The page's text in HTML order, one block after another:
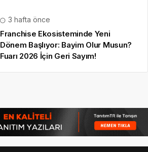
3 hafta önce
Franchise Ekosisteminde Yeni
Dönem Başlıyor: Bayim Olur Musun?
Fuarı 2026 İçin Geri Sayım!